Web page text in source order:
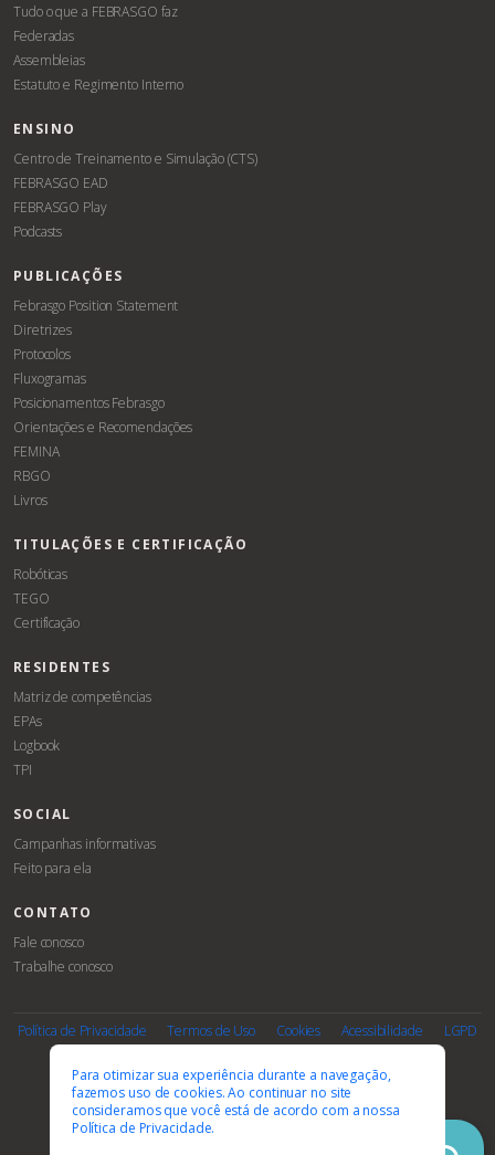
Tudo o que a FEBRASGO faz
Federadas
Assembleias
Estatuto e Regimento Interno
ENSINO
Centro de Treinamento e Simulação (CTS)
FEBRASGO EAD
FEBRASGO Play
Podcasts
PUBLICAÇÕES
Febrasgo Position Statement
Diretrizes
Protocolos
Fluxogramas
Posicionamentos Febrasgo
Orientações e Recomendações
FEMINA
RBGO
Livros
TITULAÇÕES E CERTIFICAÇÃO
Robóticas
TEGO
Certificação
RESIDENTES
Matriz de competências
EPAs
Logbook
TPI
SOCIAL
Campanhas informativas
Feito para ela
CONTATO
Fale conosco
Trabalhe conosco
Política de Privacidade Termos de Uso Cookies Acessibilidade LGPD
PARCEIROS E AFILIAÇÕES
Para otimizar sua experiência durante a navegação,
fazemos uso de cookies. Ao continuar no site
consideramos que você está de acordo com a nossa
Política de Privacidade.